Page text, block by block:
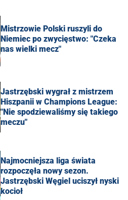
Mistrzowie Polski ruszyli do
Niemiec po zwycięstwo: "Czeka
nas wielki mecz"
Jastrzębski wygrał z mistrzem
Hiszpanii w Champions League:
"Nie spodziewaliśmy się takiego
meczu"
Najmocniejsza liga świata
rozpoczęła nowy sezon.
Jastrzębski Węgiel uciszył nyski
kocioł